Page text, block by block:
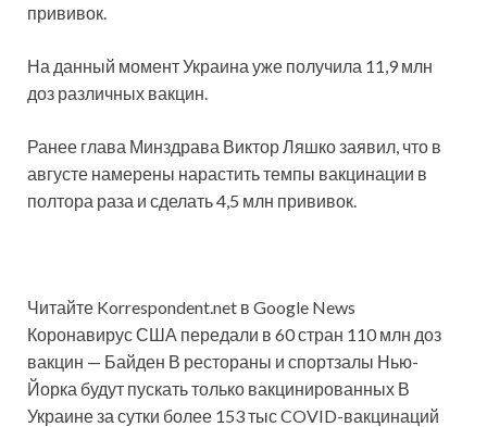
прививок.
На данный момент Украина уже получила 11,9 млн
доз различных вакцин.
Ранее глава Минздрава Виктор Ляшко заявил, что в
августе намерены нарастить темпы вакцинации в
полтора раза и сделать 4,5 млн прививок.
Читайте Korrespondent.net в Google News
Коронавирус США передали в 60 стран 110 млн доз
вакцин — Байден В рестораны и спортзалы Нью-
Йорка будут пускать только вакцинированных В
Украине за сутки более 153 тыс COVID-вакцинаций